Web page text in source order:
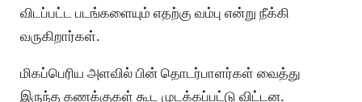
விடப்பட்ட படங்களையும் எதற்கு வம்பு என்று நீக்கி
வருகிறார்கள்.
மிகப்பெரிய அளவில் பின் தொடர்பாளர்கள் வைத்து
இருந்த கணக்குகள் கூட முடக்கப்பட்டு விட்டன.